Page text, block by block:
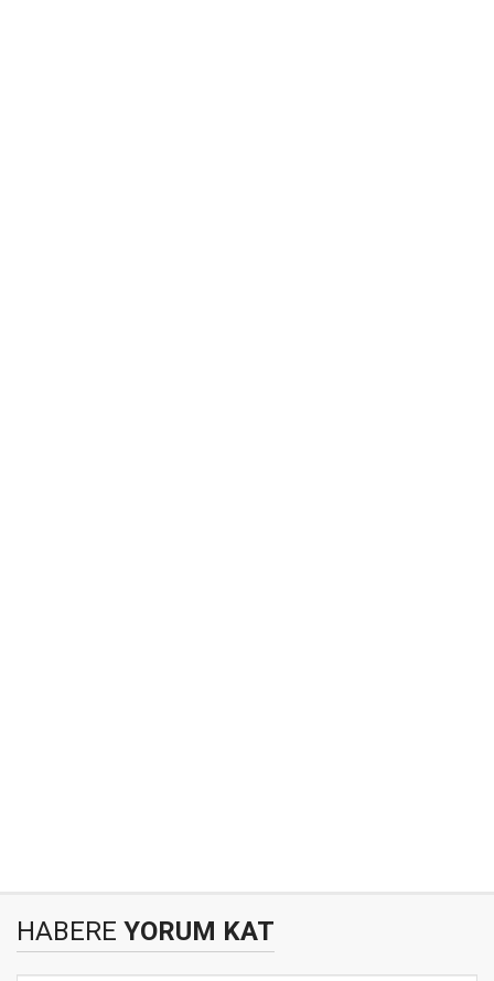
HABERE YORUM KAT